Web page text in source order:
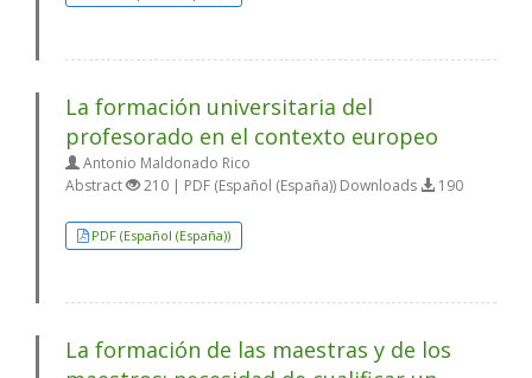
La formación universitaria del
profesorado en el contexto europeo
Antonio Maldonado Rico
Abstract
210 | PDF (Español (España)) Downloads 190
PDF (Español (España))
La formación de las maestras y de los